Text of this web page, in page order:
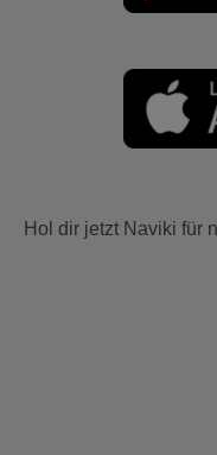
Hol dir jetzt Naviki für